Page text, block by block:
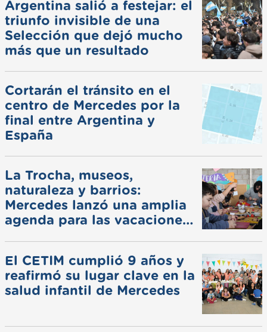
Argentina salió a festejar: el
triunfo invisible de una
Selección que dejó mucho
más que un resultado
Cortarán el tránsito en el
centro de Mercedes por la
final entre Argentina y
España
La Trocha, museos,
naturaleza y barrios:
Mercedes lanzó una amplia
agenda para las vacaciones
El CETIM cumplió 9 años y
reafirmó su lugar clave en la
salud infantil de Mercedes